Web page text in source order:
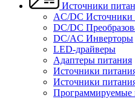
Источники
AC/DC Источники
DC/DC
DC/AC Инверторы
LED-драйверы
Адаптеры питания
Источники
Источники
Программируемые